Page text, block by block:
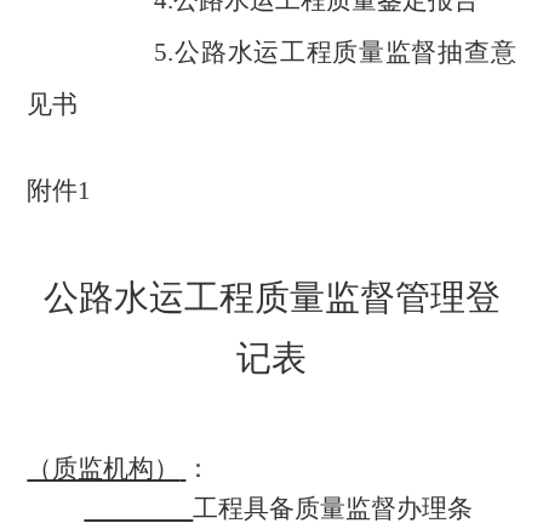
5.公路水运工程质量监督抽查意
见书
附件1
公路水运工程质量监督管理登
记表
（质监机构）
：
工程具备质量监督办理条